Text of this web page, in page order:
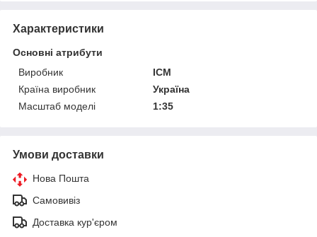
Характеристики
Основні атрибути
Виробник
ICM
Країна виробник
Україна
Масштаб моделі
1:35
Умови доставки
Нова Пошта
Самовивіз
Доставка кур'єром